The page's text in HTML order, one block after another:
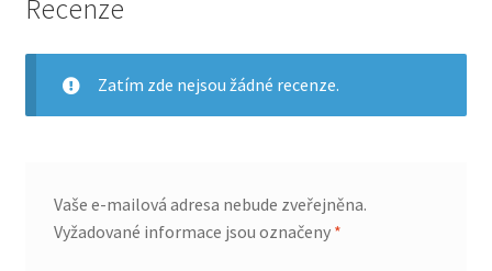
Recenze
Zatím zde nejsou žádné recenze.
Vaše e-mailová adresa nebude zveřejněna.
Vyžadované informace jsou označeny *